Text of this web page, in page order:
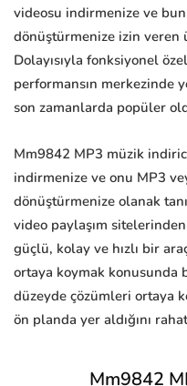
videosu indirmenize ve
dönüştürmenize izin veren
Dolayısıyla fonksiyonel
performansın merkezinde
son zamanlarda popüler
Mm9842 MP3 müzik
indirmenize ve onu MP3
dönüştürmenize olanak
video paylaşım
güçlü, kolay ve hızlı bir
ortaya koymak konusunda
düzeyde çözümleri ortaya
ön planda yer aldığını
Mm9842